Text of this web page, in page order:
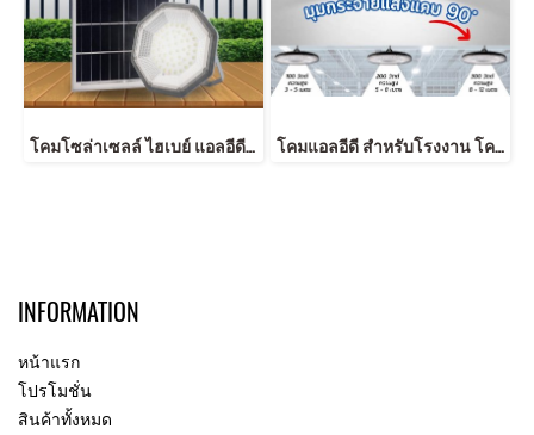
โคมโซล่าเซลล์ ไฮเบย์ แอลอีดี 200 วัตต์ แสงขาว เดย์ไลท์ ไม่ต้องจ่ายค่าไฟ ใช้ไฟฟรีด้วยแสงอาทิตย์ สว่างนานตลอดทั้งคืน โคมไฮเบย์ Solar Cell High Bay LED โคมแอลอีดี สำหรับโรงงาน โคมคลังสินค้า ติดสูงๆได้ โคมไฮเบย์แอลอีดี โคมประหยัดไฟ LED High bay Extra Daylight
INFORMATION
หน้าแรก
โปรโมชั่น
สินค้าทั้งหมด